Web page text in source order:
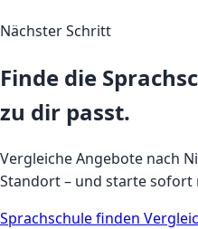
Nächster Schritt
Finde die
zu dir passt.
Vergleiche Angebote nach
Standort – und starte sofort
Sprachschule finden